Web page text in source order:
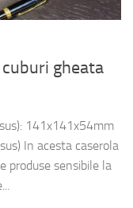
gheata
141x141x54mm
In acesta caserola
produse sensibile la